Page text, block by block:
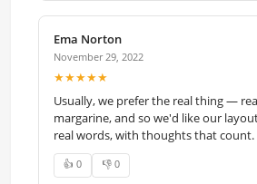
Ema Norton
November 29, 2022
★★★★★
Usually, we prefer the real thing —
margarine, and so we'd like our
real words, with thoughts that count.
👍 0 👎 0